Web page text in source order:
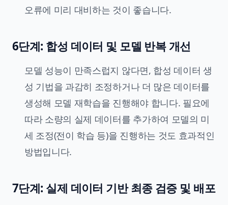
오류에 미리 대비하는 것이 좋습니다.
6단계: 합성 데이터 및 모델 반복 개선
모델 성능이 만족스럽지 않다면, 합성 데이터 생
성 기법을 과감히 조정하거나 더 많은 데이터를
생성해 모델 재학습을 진행해야 합니다. 필요에
따라 소량의 실제 데이터를 추가하여 모델의 미
세 조정(전이 학습 등)을 진행하는 것도 효과적인
방법입니다.
7단계: 실제 데이터 기반 최종 검증 및 배포